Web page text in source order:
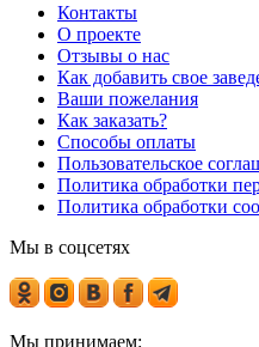
Контакты
О проекте
Отзывы о нас
Как добавить свое
Ваши пожелания
Как заказать?
Способы оплаты
Пользовательское
Политика обработки
Политика обработки
Мы в соцсетях
Мы принимаем: